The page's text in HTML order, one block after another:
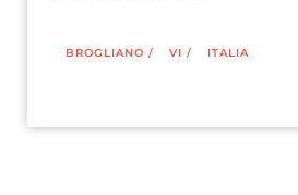
BROGLIANO / VI / ITALIA